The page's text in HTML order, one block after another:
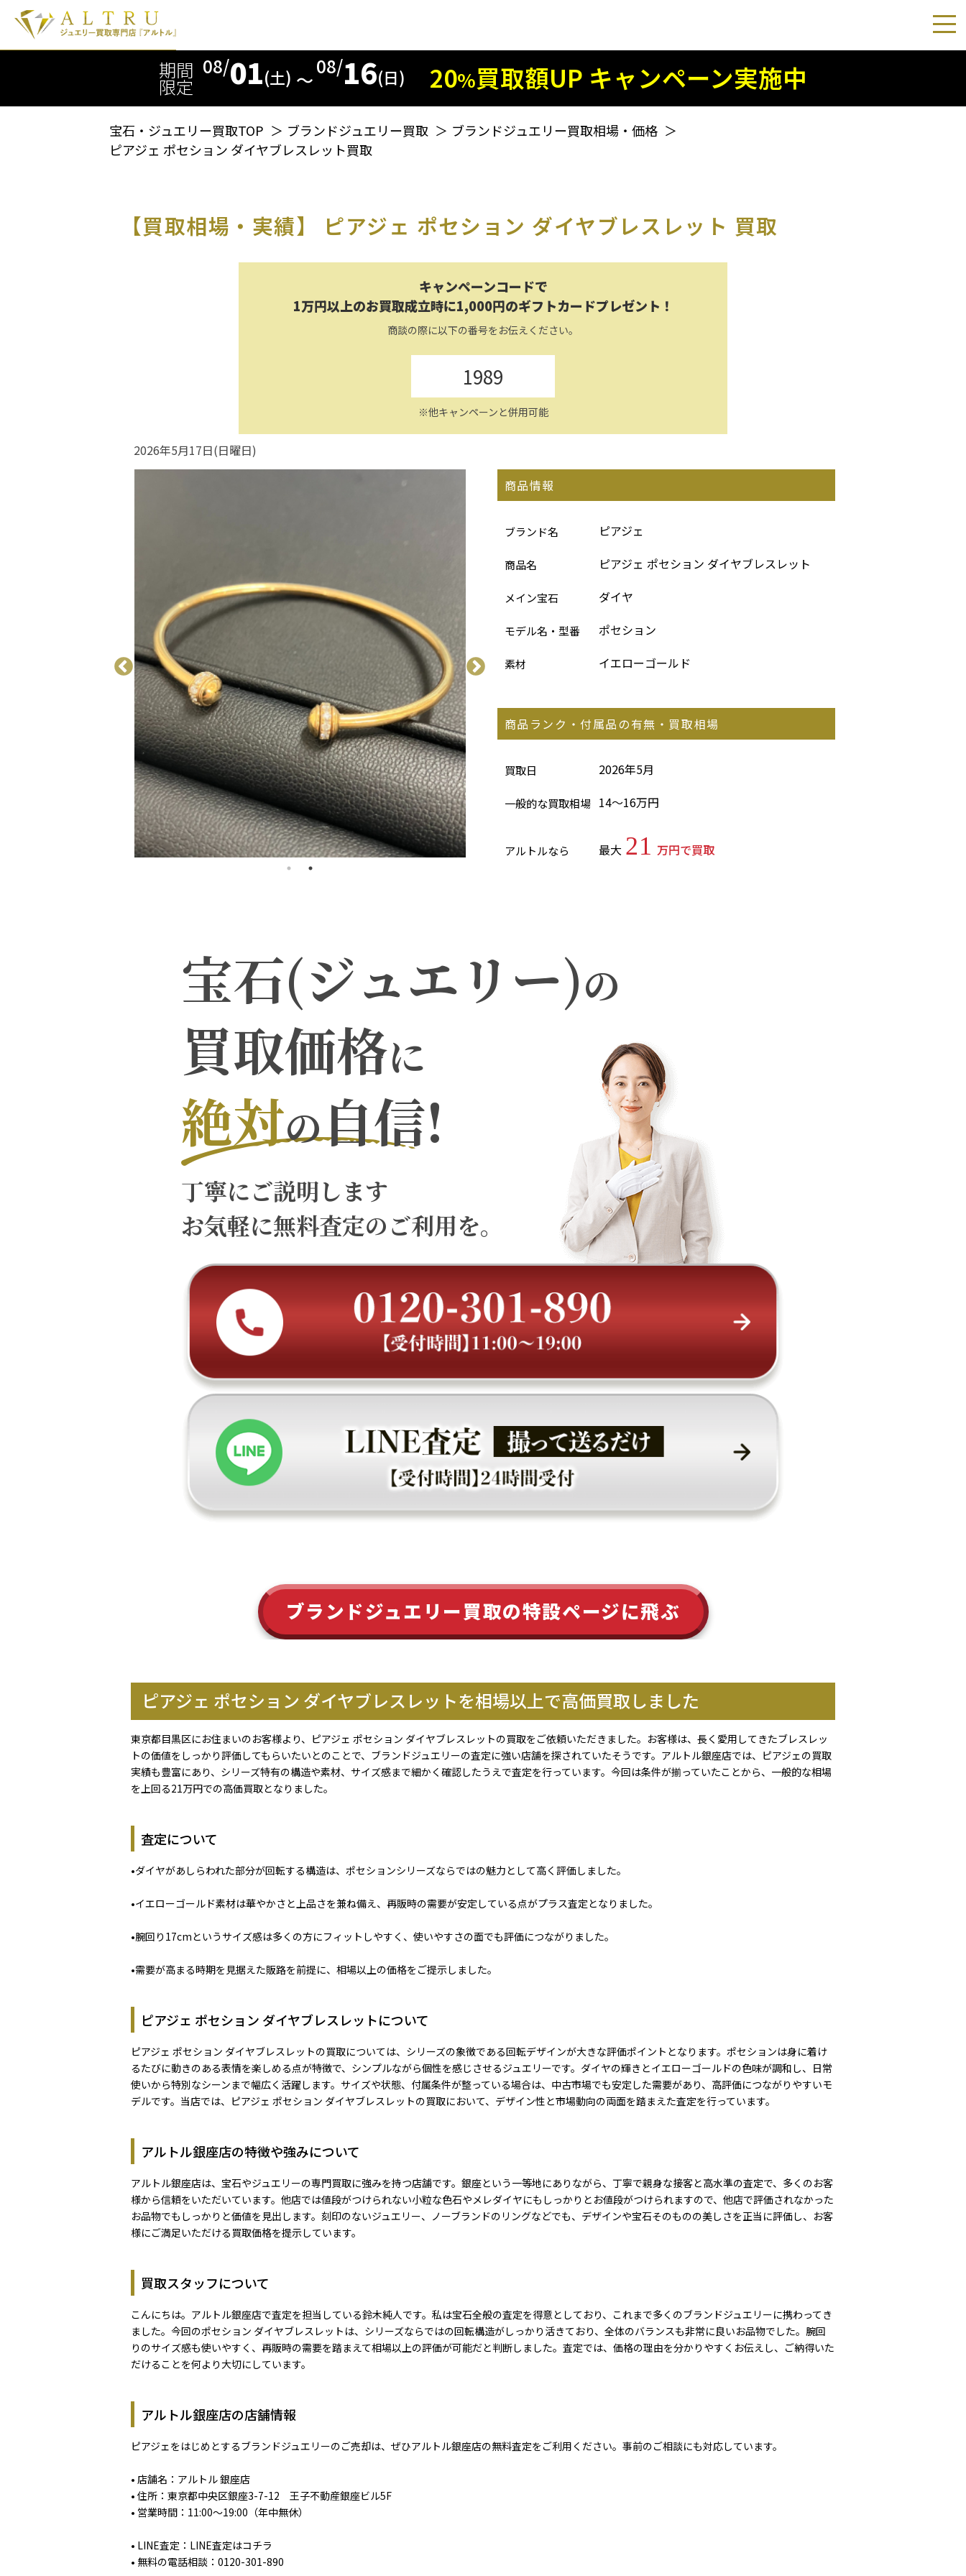
期間
限定
08/01(土) 〜
08/16(日) 20%買取額UP キャンペーン実施中
宝石・ジュエリー買取TOP ＞ ブランドジュエリー買取 ＞ ブランドジュエリー買取相場・価格 ＞
ピアジェ ポセション ダイヤブレスレット買取
【買取相場・実績】 ピアジェ ポセション ダイヤブレスレット 買取
キャンペーンコードで
1万円以上のお買取成立時に1,000円のギフトカードプレゼント！
商談の際に以下の番号をお伝えください。
1989
※他キャンペーンと併用可能
2026年5月17日(日曜日)
商品情報
ブランド名 ピアジェ
商品名 ピアジェ ポセション ダイヤブレスレット
メイン宝石 ダイヤ
モデル名・型番 ポセション
素材 イエローゴールド
商品ランク・付属品の有無・買取相場
買取日 2026年5月
一般的な買取相場 14～16万円
アルトルなら 最大 21 万円で買取
宝石(ジュエリー)の
買取価格に
絶対の自信!
丁寧にご説明します
お気軽に無料査定のご利用を。
ブランドジュエリー買取の特設ページに飛ぶ
ピアジェ ポセション ダイヤブレスレットを相場以上で高価買取しました
東京都目黒区にお住まいのお客様より、ピアジェ ポセション ダイヤブレスレットの買取をご依頼いただきました。お客様は、長く愛用してきたブレスレッ
トの価値をしっかり評価してもらいたいとのことで、ブランドジュエリーの査定に強い店舗を探されていたそうです。アルトル銀座店では、ピアジェの買取
実績も豊富にあり、シリーズ特有の構造や素材、サイズ感まで細かく確認したうえで査定を行っています。今回は条件が揃っていたことから、一般的な相場
を上回る21万円での高価買取となりました。
査定について
•ダイヤがあしらわれた部分が回転する構造は、ポセションシリーズならではの魅力として高く評価しました。
•イエローゴールド素材は華やかさと上品さを兼ね備え、再販時の需要が安定している点がプラス査定となりました。
•腕回り17cmというサイズ感は多くの方にフィットしやすく、使いやすさの面でも評価につながりました。
•需要が高まる時期を見据えた販路を前提に、相場以上の価格をご提示しました。
ピアジェ ポセション ダイヤブレスレットについて
ピアジェ ポセション ダイヤブレスレットの買取については、シリーズの象徴である回転デザインが大きな評価ポイントとなります。ポセションは身に着け
るたびに動きのある表情を楽しめる点が特徴で、シンプルながら個性を感じさせるジュエリーです。ダイヤの輝きとイエローゴールドの色味が調和し、日常
使いから特別なシーンまで幅広く活躍します。サイズや状態、付属条件が整っている場合は、中古市場でも安定した需要があり、高評価につながりやすいモ
デルです。当店では、ピアジェ ポセション ダイヤブレスレットの買取において、デザイン性と市場動向の両面を踏まえた査定を行っています。
アルトル銀座店の特徴や強みについて
アルトル銀座店は、宝石やジュエリーの専門買取に強みを持つ店舗です。銀座という一等地にありながら、丁寧で親身な接客と高水準の査定で、多くのお客
様から信頼をいただいています。他店では値段がつけられない小粒な色石やメレダイヤにもしっかりとお値段がつけられますので、他店で評価されなかった
お品物でもしっかりと価値を見出します。刻印のないジュエリー、ノーブランドのリングなどでも、デザインや宝石そのものの美しさを正当に評価し、お客
様にご満足いただける買取価格を提示しています。
買取スタッフについて
こんにちは。アルトル銀座店で査定を担当している鈴木純人です。私は宝石全般の査定を得意としており、これまで多くのブランドジュエリーに携わってき
ました。今回のポセション ダイヤブレスレットは、シリーズならではの回転構造がしっかり活きており、全体のバランスも非常に良いお品物でした。腕回
りのサイズ感も使いやすく、再販時の需要を踏まえて相場以上の評価が可能だと判断しました。査定では、価格の理由を分かりやすくお伝えし、ご納得いた
だけることを何より大切にしています。
アルトル銀座店の店舗情報
ピアジェをはじめとするブランドジュエリーのご売却は、ぜひアルトル銀座店の無料査定をご利用ください。事前のご相談にも対応しています。
• 店舗名：アルトル 銀座店
• 住所：東京都中央区銀座3-7-12 王子不動産銀座ビル5F
• 営業時間：11:00～19:00（年中無休）
• LINE査定： LINE査定はコチラ
• 無料の電話相談： 0120-301-890